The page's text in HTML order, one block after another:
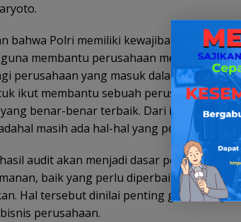
bahwa Polri memiliki kewajiban untuk
membantu perusahaan mencapai
perusahaan yang masuk dalam kategori
ikut membantu sebuah perusahaan agar
benar-benar terbaik. Dari internal
masih ada hal-hal yang perlu
audit akan menjadi dasar pemberian
baik yang perlu diperbaiki maupun
Hal tersebut dinilai penting guna
perusahaan.